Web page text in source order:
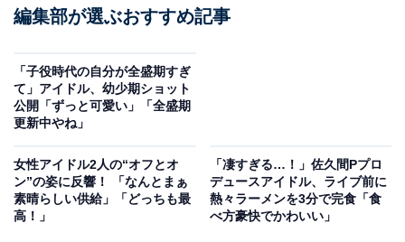
編集部が選ぶおすすめ記事
「子役時代の自分が全盛期すぎ
て」アイドル、幼少期ショット
公開「ずっと可愛い」「全盛期
更新中やね」
女性アイドル2人の“オフとオ
ン”の姿に反響！ 「なんとまぁ
素晴らしい供給」「どっちも最
高！」
「凄すぎる…！」佐久間Pプロ
デュースアイドル、ライブ前に
熱々ラーメンを3分で完食「食
べ方豪快でかわいい」